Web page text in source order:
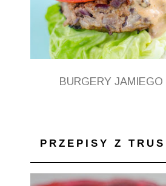
BURGERY
PRZEPISY Z